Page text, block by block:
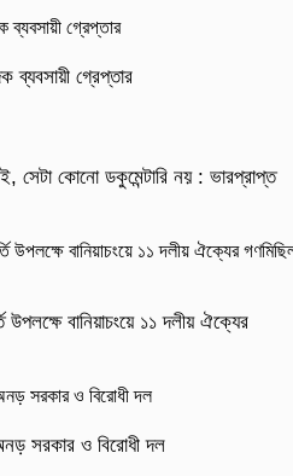
ব্যবসায়ী গ্রেপ্তার
সেটা কোনো ডকুমেন্টারি নয় : ভারপ্রাপ্ত
উপলক্ষে বানিয়াচংয়ে ১১ দলীয় ঐক্যের
সরকার ও বিরোধী দল